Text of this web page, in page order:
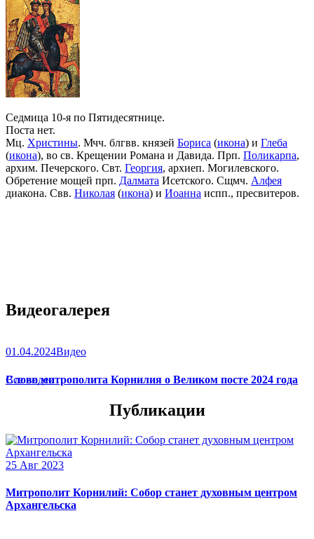
Седмица 10-я по Пятидесятнице.
Поста нет.
Мц. Христины. Мчч. блгвв. князей Бориса (икона) и Глеба
(икона), во св. Крещении Романа и Давида. Прп. Поликарпа,
архим. Печерского. Свт. Георгия, архиеп. Могилевского.
Обретение мощей прп. Далмата Исетского. Сщмч. Алфея
диакона. Свв. Николая (икона) и Иоанна испп., пресвитеров.
Видеогалерея
01.04.2024Видео
Слово митрополита Корнилия о Великом посте 2024 года
Все видео
Публикации
25 Авг 2023
Митрополит Корнилий: Собор станет духовным центром
Архангельска